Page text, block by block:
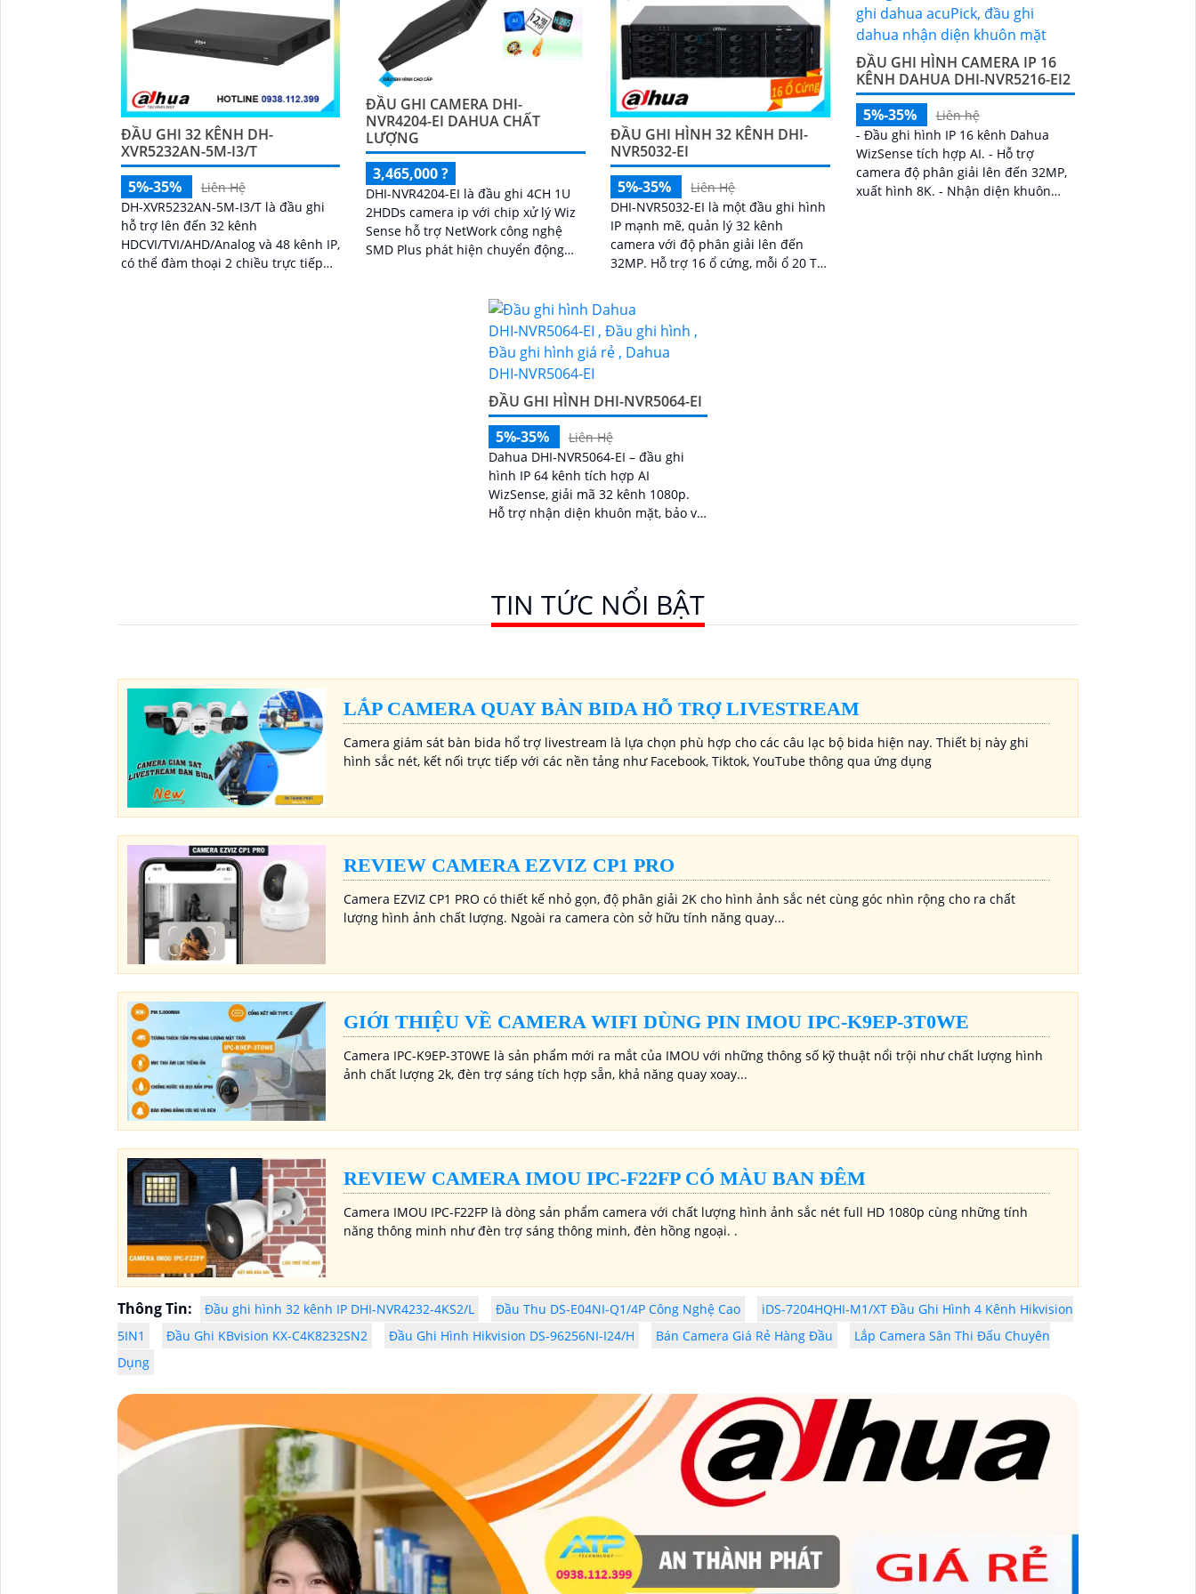
ĐẦU GHI 32 KÊNH DH-
XVR5232AN-5M-I3/T
5%-35%
Liên Hệ
DH-XVR5232AN-5M-I3/T là đầu ghi
hỗ trợ lên đến 32 kênh
HDCVI/TVI/AHD/Analog và 48 kênh IP,
có thể đàm thoại 2 chiều trực tiếp
ĐẦU GHI CAMERA DHI-
NVR4204-EI DAHUA CHẤT
LƯỢNG
3,465,000 ?
DHI-NVR4204-EI là đầu ghi 4CH 1U
2HDDs camera ip với chip xử lý Wiz
Sense hỗ trợ NetWork công nghệ
SMD Plus phát hiện chuyển động
hình ảnh 16 MP eSATA ONVIF quản
ĐẦU GHI HÌNH 32 KÊNH DHI-
NVR5032-EI
5%-35%
Liên Hệ
DHI-NVR5032-EI là một đầu ghi hình
IP mạnh mẽ, quản lý 32 kênh
camera với độ phân giải lên đến
32MP. Hỗ trợ 16 ổ cứng, mỗi ổ 20 TB,
Chuẩn nén Smart H
ĐẦU GHI HÌNH CAMERA IP 16
KÊNH DAHUA DHI-NVR5216-EI2
5%-35%
Liên hệ
- Đầu ghi hình IP 16 kênh Dahua
WizSense tích hợp AI. - Hỗ trợ
camera độ phân giải lên đến 32MP,
xuất hình 8K. - Nhận diện khuôn
ĐẦU GHI HÌNH DHI-NVR5064-EI
5%-35%
Liên Hệ
Dahua DHI‑NVR5064‑EI – đầu ghi
hình IP 64 kênh tích hợp AI
WizSense, giải mã 32 kênh 1080p.
Hỗ trợ nhận diện khuôn mặt, bảo vệ
TIN TỨC NỔI BẬT
LẮP CAMERA QUAY BÀN BIDA HỖ TRỢ LIVESTREAM
Camera giám sát bàn bida hổ trợ livestream là lựa chọn phù hợp cho các câu lạc bộ bida hiện nay. Thiết bị này ghi
hình sắc nét, kết nối trực tiếp với các nền tảng như Facebook, Tiktok, YouTube thông qua ứng dụng
REVIEW CAMERA EZVIZ CP1 PRO
Camera EZVIZ CP1 PRO có thiết kế nhỏ gọn, độ phân giải 2K cho hình ảnh sắc nét cùng góc nhìn rộng cho ra chất
lượng hình ảnh chất lượng. Ngoài ra camera còn sở hữu tính năng quay...
GIỚI THIỆU VỀ CAMERA WIFI DÙNG PIN IMOU IPC-K9EP-3T0WE
Camera IPC-K9EP-3T0WE là sản phẩm mới ra mắt của IMOU với những thông số kỹ thuật nổi trội như chất lượng hình
ảnh chất lượng 2k, đèn trợ sáng tích hợp sẵn, khả năng quay xoay...
REVIEW CAMERA IMOU IPC-F22FP CÓ MÀU BAN ĐÊM
Camera IMOU IPC-F22FP là dòng sản phẩm camera với chất lượng hình ảnh sắc nét full HD 1080p cùng những tính
năng thông minh như đèn trợ sáng thông minh, đèn hồng ngoại. .
Thông Tin: Đầu ghi hình 32 kênh IP DHI-NVR4232-4KS2/L Đầu Thu DS-E04NI-Q1/4P Công Nghệ Cao
iDS-7204HQHI-M1/XT Đầu Ghi Hình 4 Kênh Hikvision
5IN1
Đầu Ghi KBvision KX-C4K8232SN2 Đầu Ghi Hình Hikvision DS-96256NI-I24/H Bán Camera Giá Rẻ Hàng Đầu
Lắp Camera Sân Thi Đấu Chuyên
Dụng